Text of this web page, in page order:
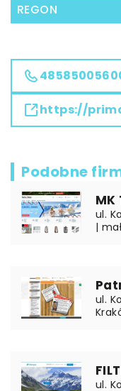
REGON
https://
Podobne
ul.
|
ul.
ul.